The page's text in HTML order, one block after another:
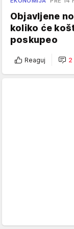
Objavljene
koliko će
poskupeo
Reaguj 2